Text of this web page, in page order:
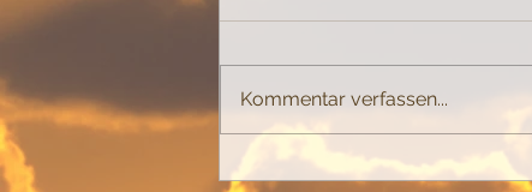
Kommentar verfassen...